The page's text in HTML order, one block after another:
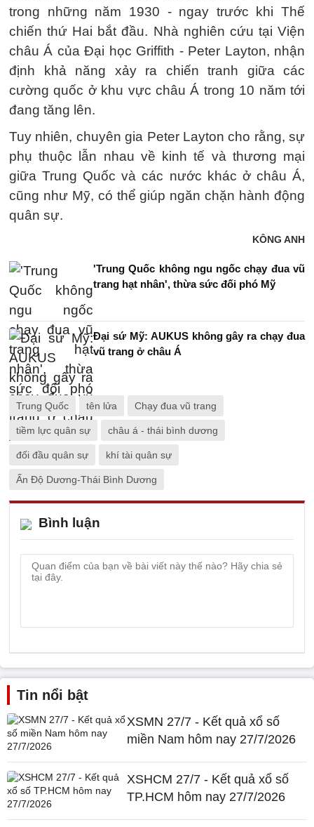
trong những năm 1930 - ngay trước khi Thế
chiến thứ Hai bắt đầu. Nhà nghiên cứu tại Viện
châu Á của Đại học Griffith - Peter Layton, nhận
định khả năng xảy ra chiến tranh giữa các
cường quốc ở khu vực châu Á trong 10 năm tới
đang tăng lên.
Tuy nhiên, chuyên gia Peter Layton cho rằng, sự
phụ thuộc lẫn nhau về kinh tế và thương mại
giữa Trung Quốc và các nước khác ở châu Á,
cũng như Mỹ, có thể giúp ngăn chặn hành động
quân sự.
KÔNG ANH
'Trung Quốc không ngu ngốc chạy đua vũ
trang hạt nhân', thừa sức đối phó Mỹ
Đại sứ Mỹ: AUKUS không gây ra chạy đua
vũ trang ở châu Á
Trung Quốc tên lửa Chạy đua vũ trang
tiềm lực quân sự châu á - thái bình dương
đối đầu quân sự khí tài quân sự
Ấn Độ Dương-Thái Bình Dương
Bình luận
Tin nổi bật
XSMN 27/7 - Kết quả xổ số
miền Nam hôm nay 27/7/2026
XSHCM 27/7 - Kết quả xổ số
TP.HCM hôm nay 27/7/2026